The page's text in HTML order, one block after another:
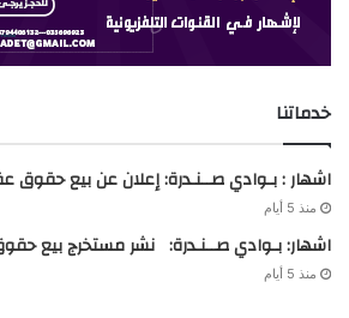
خدماتنا
اشهار : بـوادي صــنـدرة: إعلان عن بيع حقوق
منذ 5 أيام
اشهار: بـوادي صــنـدرة: نشر مستخرج بيع
منذ 5 أيام